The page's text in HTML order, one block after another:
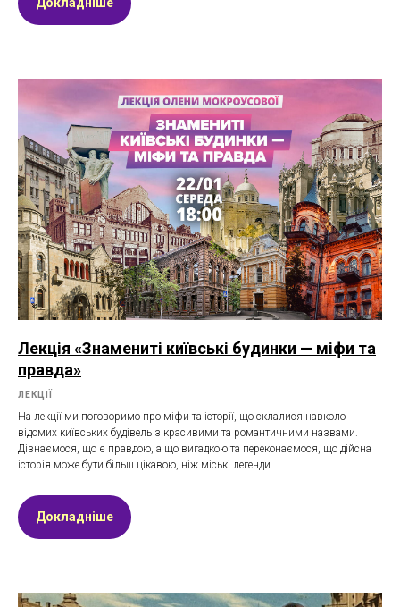
Лекція «Знамениті київські будинки — міфи та
правда»
ЛЕКЦІЇ
На лекції ми поговоримо про міфи та історії, що склалися навколо
відомих київських будівель з красивими та романтичними назвами.
Дізнаємося, що є правдою, а що вигадкою та переконаємося, що дійсна
історія може бути більш цікавою, ніж міські легенди.
Докладніше